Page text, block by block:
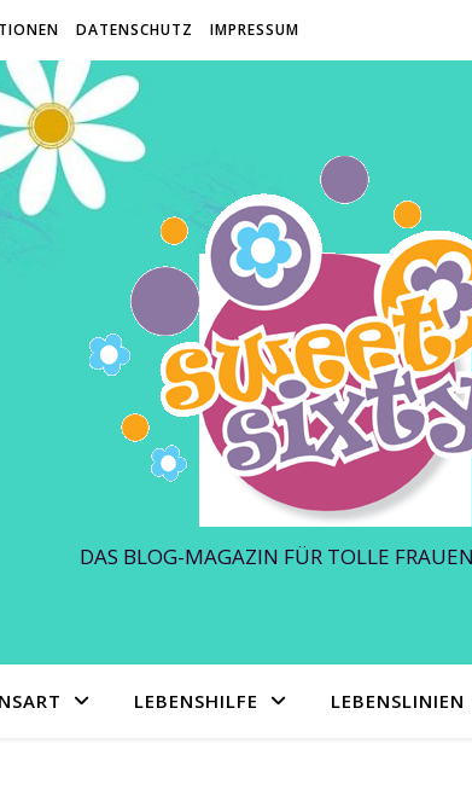
DATENSCHUTZ IMPRESSUM
DAS BLOG-MAGAZIN FÜR TOLLE
LEBENSHILFE LEBENSLINIEN